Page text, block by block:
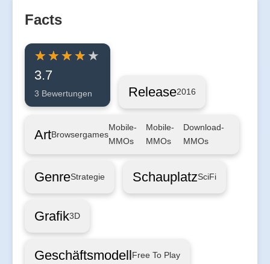
Facts
3.7
3 Bewertungen Release2016
ArtBrowsergames
Mobile-
MMOs
Mobile-
MMOs
Download-
MMOs
GenreStrategie SchauplatzSciFi
Grafik3D
GeschäftsmodellFree To Play